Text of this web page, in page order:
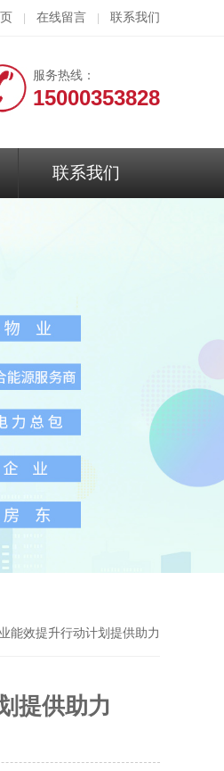
在线留言 联系我们
服务热线：
15000353828
联系我们
能效提升行动计划提供助力
提供助力